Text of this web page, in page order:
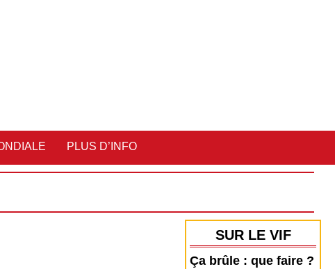
PLUS D’INFO
SUR LE VIF
Ça brûle : que faire ?